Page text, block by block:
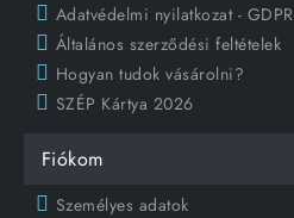
Adatvédelmi nyilatkozat - GDPR
Általános szerződési feltételek
Hogyan tudok vásárolni?
SZÉP Kártya 2026
Fiókom
Személyes adatok